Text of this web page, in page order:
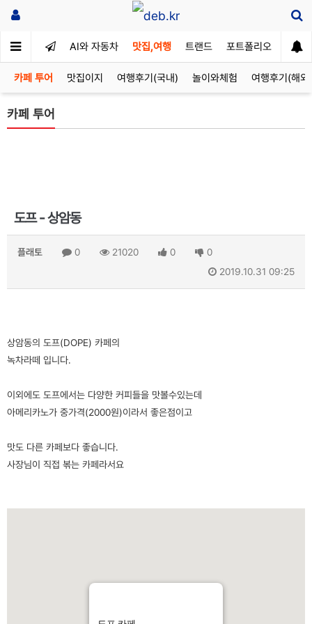
AI와 자동차 맛집,여행 트랜드 포트폴리오
카페 투어 맛집이지 여행후기(국내) 놀이와체험 여행후기(해외)
카페 투어
도프 - 상암동
플래토 0 21020 0
0
2019.10.31 09:25
상암동의 도프(DOPE) 카페의
녹차라떼 입니다.
이외에도 도프에서는 다양한 커피들을 맛볼수있는데
아메리카노가 중가격(2000원)이라서 좋은점이고
맛도 다른 카페보다 좋습니다.
사장님이 직접 볶는 카페라서요